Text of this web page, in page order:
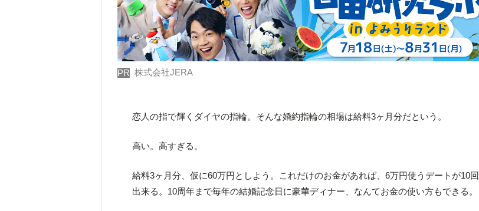
PR 株式会社JERA
恋人の指で輝くダイヤの指輪。そんな婚約指輪の相場は給料3ヶ月分だという。
高い。高すぎる。
給料3ヶ月分、仮に60万円としよう。これだけのお金があれば、6万円使うデートが10回
出来る。10周年まで毎年の結婚記念日に豪華ディナー、なんてお金の使い方もできる。